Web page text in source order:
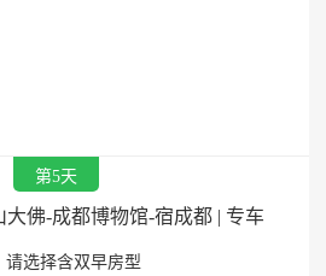
第5天
大佛-成都博物馆-宿成都 | 专车
请选择含双早房型